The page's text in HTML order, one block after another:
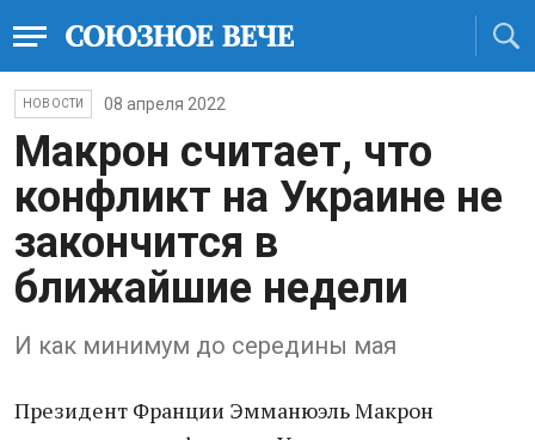
НОВОСТИ 08 апреля 2022
Макрон считает, что
конфликт на Украине не
закончится в
ближайшие недели
И как минимум до середины мая
Президент Франции Эмманюэль Макрон